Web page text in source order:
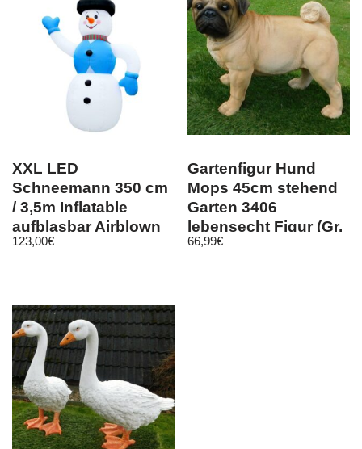
XXL LED
Schneemann 350 cm
/ 3,5m Inflatable
aufblasbar Airblown
selbstaufblasend
123,00€
Gartenfigur Hund
Mops 45cm stehend
Garten 3406
lebensecht Figur (Gr.
Lebensgroß)
66,99€